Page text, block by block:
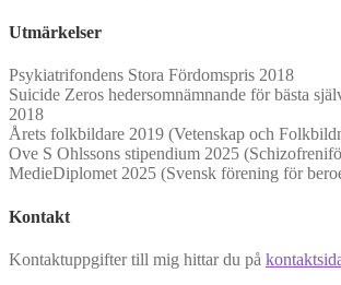
Utmärkelser
Psykiatrifondens Stora Fördomspris 2018
Suicide Zeros hedersomnämnande för bästa
2018
Årets folkbildare 2019 (Vetenskap och
Ove S Ohlssons stipendium 2025
MedieDiplomet 2025 (Svensk förening för
Kontakt
Kontaktuppgifter till mig hittar du på